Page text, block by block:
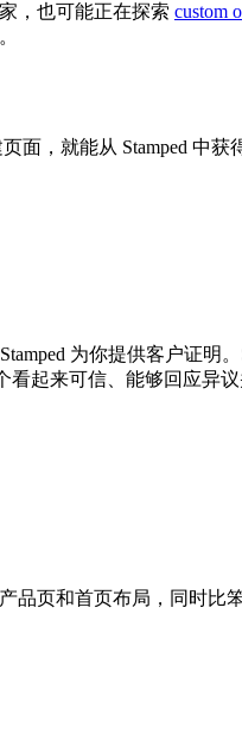
，也可能正在探索 custom
面，就能从 Stamped 中
为你提供客户证明
起来可信、能够回应异
品页和首页布局，同时比